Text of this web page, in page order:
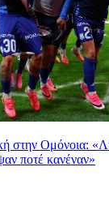
στην Ομόνοια:
ποτέ κανέναν»